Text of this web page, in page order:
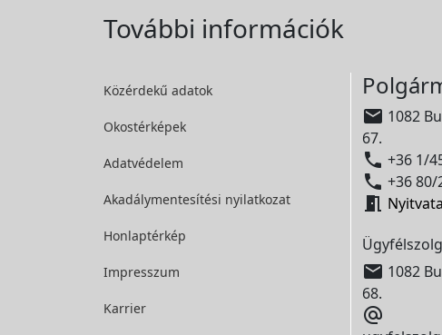
További információk
Közérdekű adatok
Okostérképek
Adatvédelem
Akadálymentesítési nyilatkozat
Honlaptérkép
Impresszum
Karrier
 1082
67.
 +36 1/
 +36 80/

 1082
68.
